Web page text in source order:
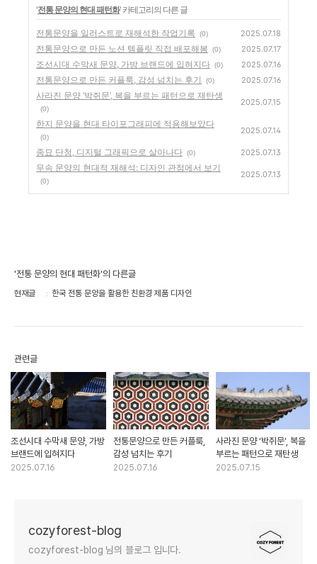
'전통 문양의 현대 패턴화' 카테고리의 다른 글
전통문양을 일러스트로 재해석한 작업기록 (0) 2025.07.18
전통문양으로 만든 노션 템플릿 직접 배포해봄 (0) 2025.07.17
조선시대 수막새 문양, 가방 브랜드에 입혀지다 (0) 2025.07.16
전통문양으로 만든 커플룩, 감성 넘치는 후기 (0) 2025.07.16
사라진 문양 ‘박쥐문’, 복을 부르는 패턴으로 재탄생
(0)
2025.07.15
한지 문양을 현대 타이포그래피에 적용해보았다
(0)
2025.07.14
종묘 단청, 디지털 그래픽으로 살아나다 (0) 2025.07.13
무속 문양의 현대적 재해석: 디자인 관점에서 보기
(0)
2025.07.13
'전통 문양의 현대 패턴화'의 다른글
현재글 한국 전통 문양을 활용한 친환경 제품 디자인
관련글
조선시대 수막새 문양, 가방
브랜드에 입혀지다
2025.07.16
전통문양으로 만든 커플룩,
감성 넘치는 후기
2025.07.16
사라진 문양 ‘박쥐문’, 복을
부르는 패턴으로 재탄생
2025.07.15
cozyforest-blog
cozyforest-blog 님의 블로그 입니다.